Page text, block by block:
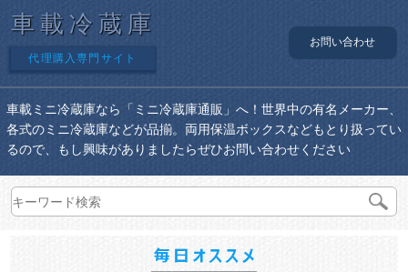
車載冷蔵庫
代理購入専門サイト
お問い合わせ
車載ミニ冷蔵庫なら「ミニ冷蔵庫通販」へ！世界中の有名メーカー、
各式のミニ冷蔵庫などが品揃。両用保温ボックスなどもとり扱ってい
るので、もし興味がありましたらぜひお問い合わせください